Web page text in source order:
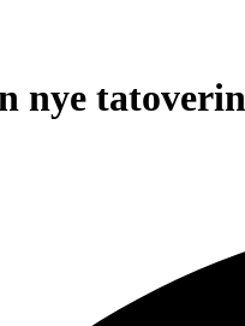
nye